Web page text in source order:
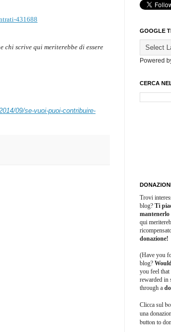
431688
scrive qui meriterebbe di essere
09/se-vuoi-puoi-contribuire-
GOOGLE
Powered
CERCA
Trovi
blog? Ti
qui
donazione!
(Have you
blog?
you feel that
rewarded in
through a
Clicca sul
una
button to